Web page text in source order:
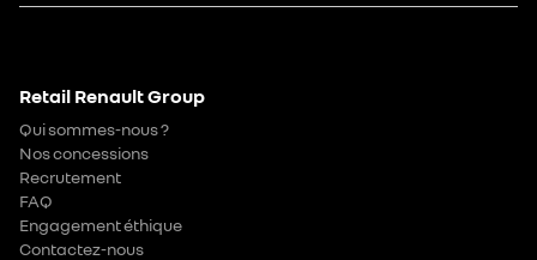
Retail Renault Group
Qui sommes-nous ?
Nos concessions
Recrutement
FAQ
Engagement éthique
Contactez-nous